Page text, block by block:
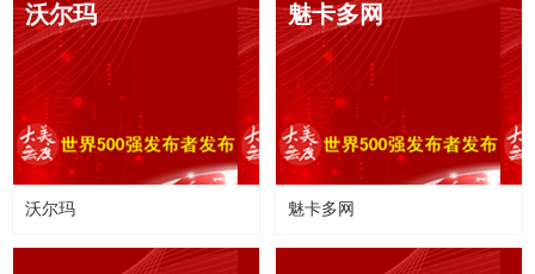
沃尔玛
沃尔玛
魅卡多网
魅卡多网